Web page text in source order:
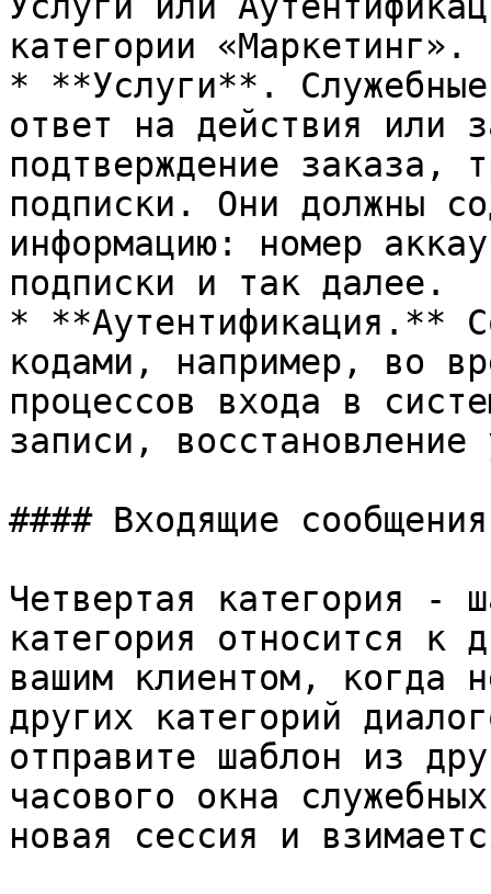
категории «Маркетинг».
* **Услуги**. Служебные
ответ на действия или
подтверждение заказа,
подписки. Они должны
информацию: номер
подписки и так далее.
* **Аутентификация.**
кодами, например, во
процессов входа в
записи,
#### Входящие сообщения
Четвертая категория -
категория относится к
вашим клиентом, когда
других категорий
отправите шаблон из
часового окна
новая сессия и